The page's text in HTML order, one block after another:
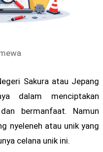
Sakura atau Jepang
dalam menciptakan
bermanfaat. Namun
nyeleneh atau unik yang
celana unik ini.